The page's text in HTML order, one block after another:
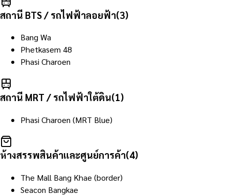
สถานี BTS / รถไฟฟ้าลอยฟ้า(3)
Bang Wa
Phetkasem 48
Phasi Charoen
สถานี MRT / รถไฟฟ้าใต้ดิน(1)
Phasi Charoen (MRT Blue)
ห้างสรรพสินค้าและศูนย์การค้า(4)
The Mall Bang Khae (border)
Seacon Bangkae